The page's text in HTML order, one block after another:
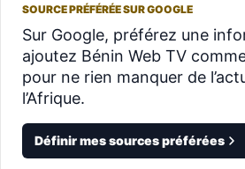
SOURCE PRÉFÉRÉE SUR GOOGLE
Sur Google, préférez une
ajoutez Bénin Web TV
pour ne rien manquer de
l’Afrique.
Définir mes sources préférées